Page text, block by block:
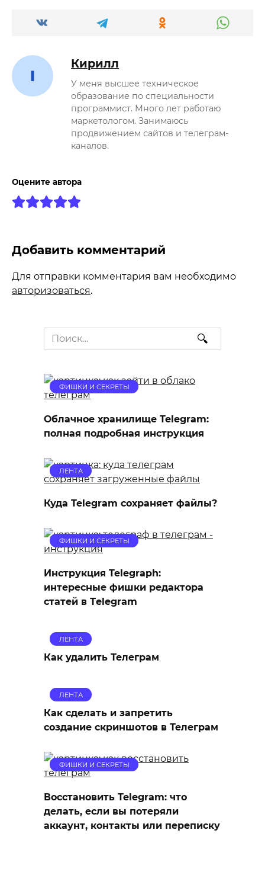
Кирилл
У меня высшее техническое
образование по специальности
программист. Много лет работаю
маркетологом. Занимаюсь
продвижением сайтов и телеграм-
каналов.
Оцените автора
Добавить комментарий
Для отправки комментария вам необходимо
авторизоваться.
Search
for:
ФИШКИ И СЕКРЕТЫ
Облачное хранилище Telegram:
полная подробная инструкция
ЛЕНТА
Куда Telegram сохраняет файлы?
ФИШКИ И СЕКРЕТЫ
Инструкция Telegraph:
интересные фишки редактора
статей в Тelegram
ЛЕНТА
Как удалить Телеграм
ЛЕНТА
Как сделать и запретить
создание скриншотов в Телеграм
ФИШКИ И СЕКРЕТЫ
Восстановить Telegram: что
делать, если вы потеряли
аккаунт, контакты или переписку